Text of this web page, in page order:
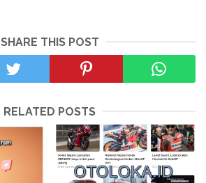
SHARE THIS POST
RELATED POSTS